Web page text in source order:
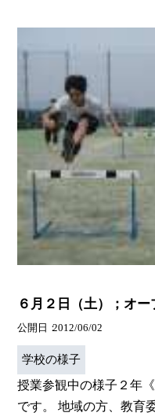
６月２日（土）；オー
公開日 2012/06/02
学校の様子
授業参観中の様子２年
です。 地域の方、教育